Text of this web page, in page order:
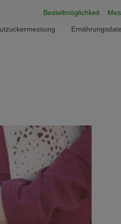
Super
Bestellmöglichkeit